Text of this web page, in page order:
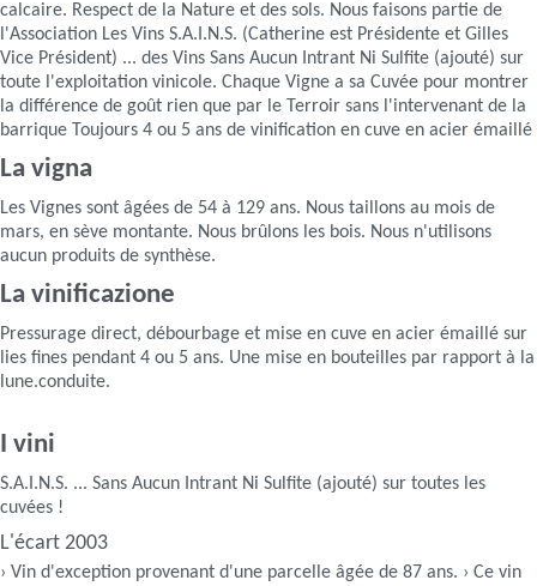
calcaire. Respect de la Nature et des sols. Nous faisons partie de
l'Association Les Vins S.A.I.N.S. (Catherine est Présidente et Gilles
Vice Président) ... des Vins Sans Aucun Intrant Ni Sulfite (ajouté) sur
toute l'exploitation vinicole. Chaque Vigne a sa Cuvée pour montrer
la différence de goût rien que par le Terroir sans l'intervenant de la
barrique Toujours 4 ou 5 ans de vinification en cuve en acier émaillé
La vigna
Les Vignes sont âgées de 54 à 129 ans. Nous taillons au mois de
mars, en sève montante. Nous brûlons les bois. Nous n'utilisons
aucun produits de synthèse.
La vinificazione
Pressurage direct, débourbage et mise en cuve en acier émaillé sur
lies fines pendant 4 ou 5 ans. Une mise en bouteilles par rapport à la
lune.conduite.
I vini
S.A.I.N.S. ... Sans Aucun Intrant Ni Sulfite (ajouté) sur toutes les
cuvées !
L'écart 2003
› Vin d'exception provenant d'une parcelle âgée de 87 ans. › Ce vin